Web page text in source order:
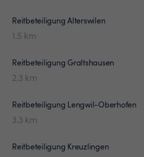
ReitbeteiligungAlterswilen
1.5 km
Reitbeteiligung Graltshausen
2.3 km
Reitbeteiligung Lengwil-Oberhofen
3.3 km
Reitbeteiligung Kreuzlingen